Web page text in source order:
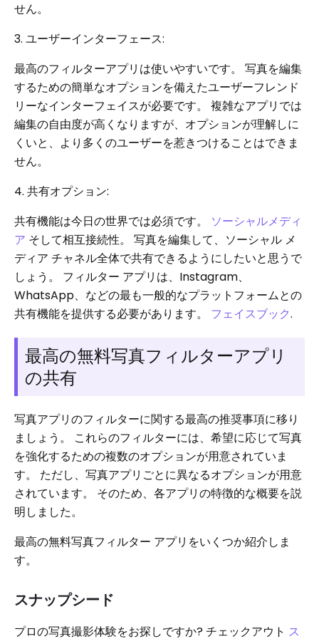
せん。
3. ユーザーインターフェース:
最高のフィルターアプリは使いやすいです。 写真を編集
するための簡単なオプションを備えたユーザーフレンド
リーなインターフェイスが必要です。 複雑なアプリでは
編集の自由度が高くなりますが、オプションが理解しに
くいと、より多くのユーザーを惹きつけることはできま
せん。
4. 共有オプション:
共有機能は今日の世界では必須です。 ソーシャルメディ
ア そして相互接続性。 写真を編集して、ソーシャル メ
ディア チャネル全体で共有できるようにしたいと思うで
しょう。 フィルター アプリは、Instagram、
WhatsApp、などの最も一般的なプラットフォームとの
共有機能を提供する必要があります。 フェイスブック.
最高の無料写真フィルターアプリ
の共有
写真アプリのフィルターに関する最高の推奨事項に移り
ましょう。 これらのフィルターには、希望に応じて写真
を強化するための複数のオプションが用意されていま
す。 ただし、写真アプリごとに異なるオプションが用意
されています。 そのため、各アプリの特徴的な概要を説
明しました。
最高の無料写真フィルター アプリをいくつか紹介しま
す。
スナップシード
プロの写真撮影体験をお探しですか? チェックアウト ス